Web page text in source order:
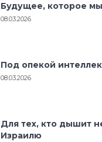
Будущее, которое
08.03.2026
Под опекой
08.03.2026
Для тех, кто дышит
Израилю